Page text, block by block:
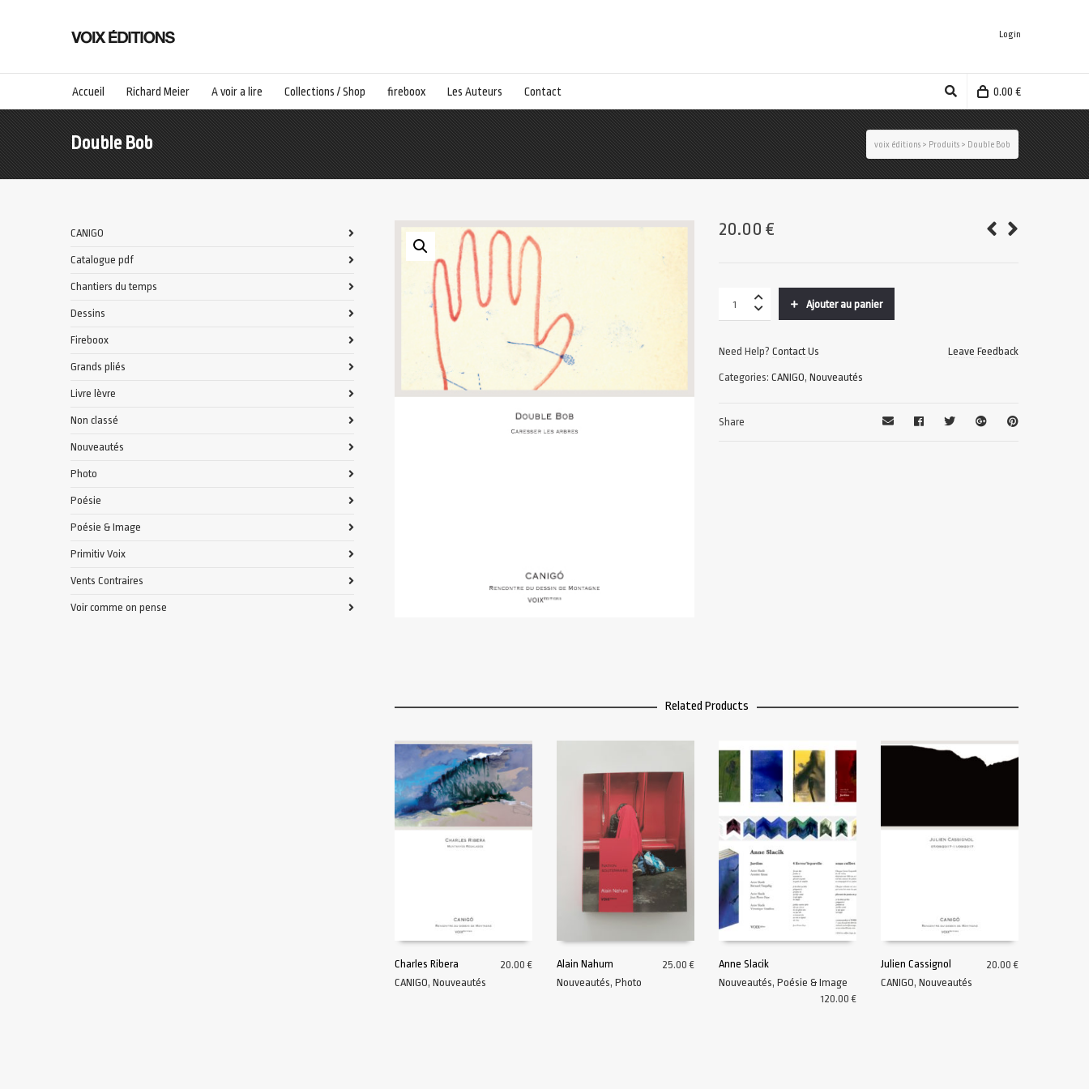
Login
Accueil Richard Meier A voir a lire Collections / Shop fireboox Les Auteurs Contact 0.00 €
Double Bob voix éditions > Produits > Double Bob
20.00€
Ajouter au panier
Need Help?Contact Us Leave Feedback
Categories:CANIGO,Nouveautés
Share
Related Products
AJOUTER AU PANIER
Charles Ribera
CANIGO, Nouveautés
20.00€
AJOUTER AU PANIER
Alain Nahum
Nouveautés, Photo
25.00€
AJOUTER AU PANIER
Anne Slacik
Nouveautés, Poésie & Image
120.00€
AJOUTER AU PANIER
Julien Cassignol
CANIGO, Nouveautés
20.00€
CANIGO
Catalogue pdf
Chantiers du temps
Dessins
Fireboox
Grands pliés
Livre lèvre
Non classé
Nouveautés
Photo
Poésie
Poésie & Image
Primitiv Voix
Vents Contraires
Voir comme on pense